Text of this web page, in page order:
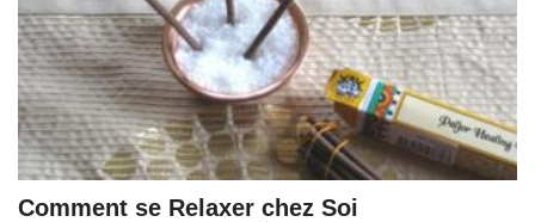
Comment se Relaxer chez Soi